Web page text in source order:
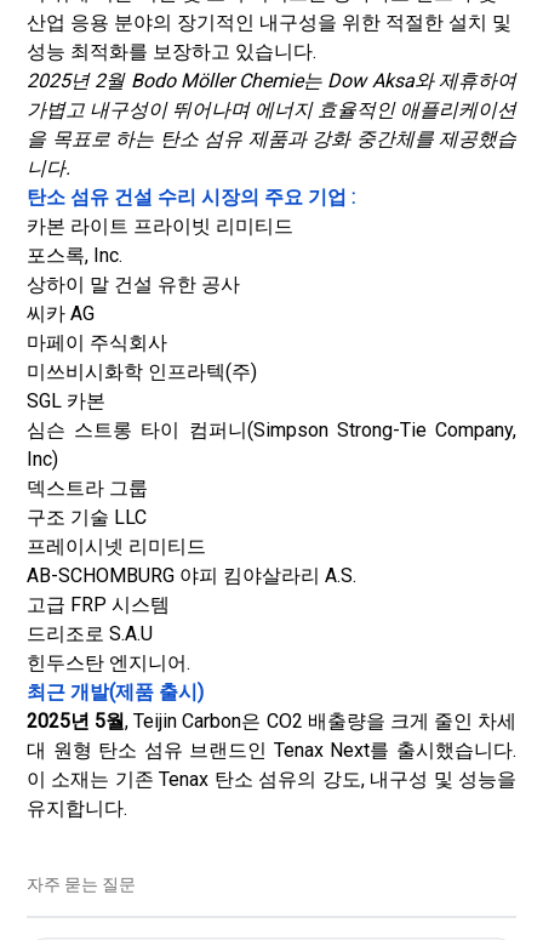
산업 응용 분야의 장기적인 내구성을 위한 적절한 설치 및
성능 최적화를 보장하고 있습니다.
2025년 2월 Bodo Möller Chemie는 Dow Aksa와 제휴하여
가볍고 내구성이 뛰어나며 에너지 효율적인 애플리케이션
을 목표로 하는 탄소 섬유 제품과 강화 중간체를 제공했습
니다.
탄소 섬유 건설 수리 시장의 주요 기업 :
카본 라이트 프라이빗 리미티드
포스록, Inc.
상하이 말 건설 유한 공사
씨카 AG
마페이 주식회사
미쓰비시화학 인프라텍(주)
SGL 카본
심슨 스트롱 타이 컴퍼니(Simpson Strong-Tie Company,
Inc)
덱스트라 그룹
구조 기술 LLC
프레이시넷 리미티드
AB-SCHOMBURG 야피 킴야살라리 A.S.
고급 FRP 시스템
드리조로 S.A.U
힌두스탄 엔지니어.
최근 개발(제품 출시)
2025년 5월, Teijin Carbon은 CO2 배출량을 크게 줄인 차세
대 원형 탄소 섬유 브랜드인 Tenax Next를 출시했습니다.
이 소재는 기존 Tenax 탄소 섬유의 강도, 내구성 및 성능을
유지합니다.
자주 묻는 질문